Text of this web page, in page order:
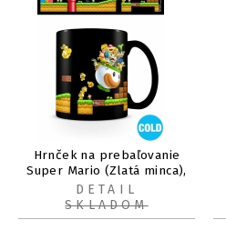
Hrnček na prebaľovanie
Super Mario (Zlatá minca),
315 ml
DETAIL
SKLADOM